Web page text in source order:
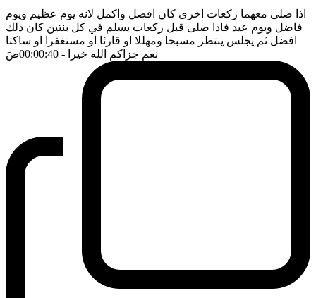
اذا صلى معهما ركعات اخرى كان افضل واكمل لانه يوم عظيم ويوم
فاضل ويوم عيد فاذا صلى قبل ركعات يسلم في كل بنتين كان ذلك
افضل ثم يجلس ينتظر مسبحا ومهللا او قارئا او مستغفرا او ساكتا
نعم جزاكم الله خيرا - 00:00:40 ضَ